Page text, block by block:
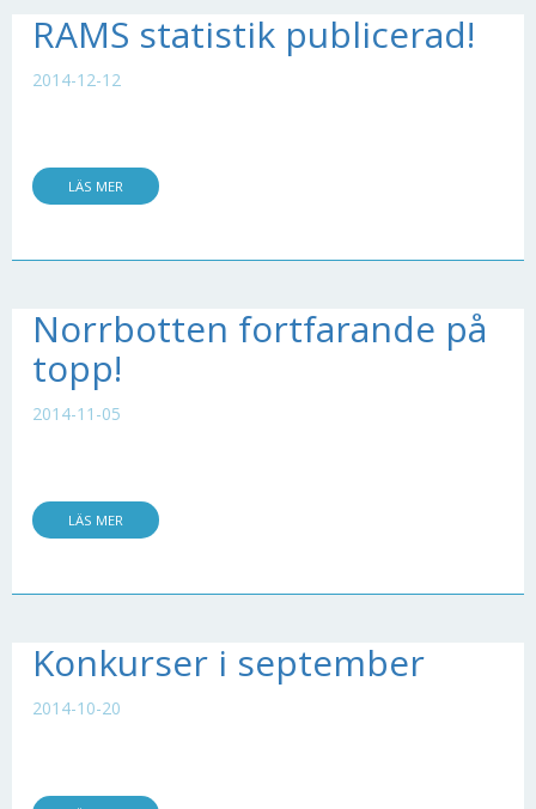
RAMS statistik publicerad!
2014-12-12
LÄS MER
Norrbotten fortfarande på
topp!
2014-11-05
LÄS MER
Konkurser i september
2014-10-20